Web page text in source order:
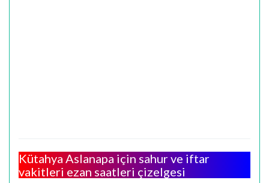
Kütahya Aslanapa için sahur ve iftar
vakitleri ezan saatleri çizelgesi